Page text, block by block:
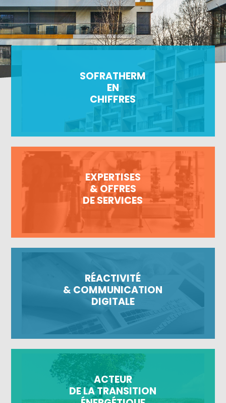
SOFRATHERM
EN
CHIFFRES
EXPERTISES
& OFFRES
DE SERVICES
RÉACTIVITÉ
& COMMUNICATION
DIGITALE
ACTEUR
DE LA TRANSITION